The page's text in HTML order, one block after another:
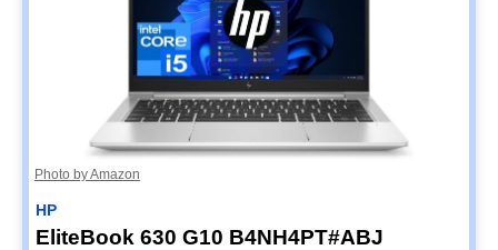
Photo by Amazon
HP
EliteBook 630 G10 B4NH4PT#ABJ